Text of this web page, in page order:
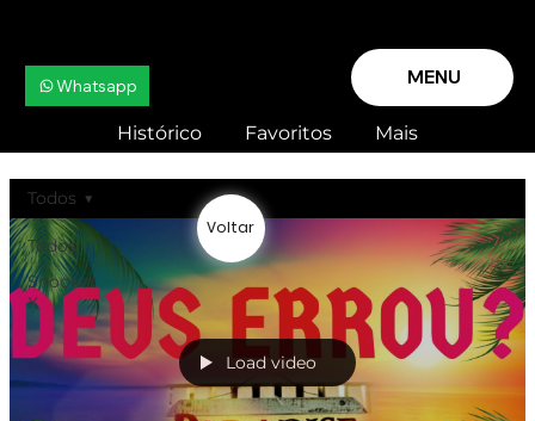
MENU
Whatsapp
Histórico Favoritos Mais
Todos
Snooker
X
Todos
Load video
Voltar